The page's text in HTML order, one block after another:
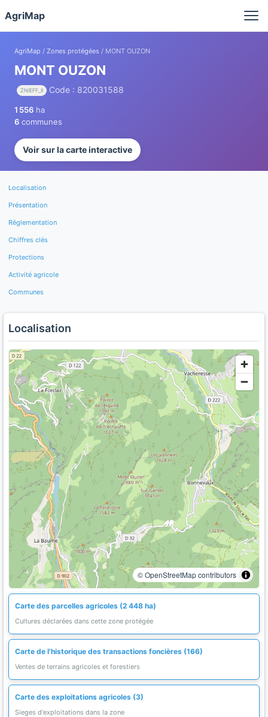
AgriMap
AgriMap / Zones protégées / MONT OUZON
MONT OUZON
ZNIEFF_II Code : 820031588
1 556 ha
6 communes
Voir sur la carte interactive
Localisation
Présentation
Réglementation
Chiffres clés
Protections
Activité agricole
Communes
Localisation
© OpenStreetMap contributors
Carte des parcelles agricoles (2 448 ha)
Cultures déclarées dans cette zone protégée
Carte de l'historique des transactions foncières (166)
Ventes de terrains agricoles et forestiers
Carte des exploitations agricoles (3)
Sieges d'exploitations dans la zone